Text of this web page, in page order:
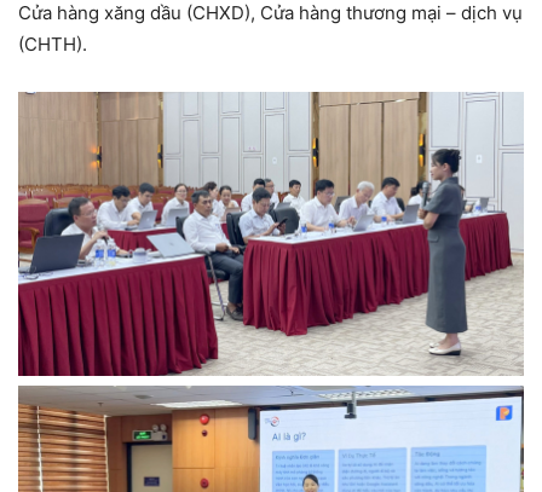
Cửa hàng xăng dầu (CHXD), Cửa hàng thương mại – dịch vụ
(CHTH).